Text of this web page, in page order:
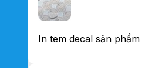
In tem decal sản phẩm